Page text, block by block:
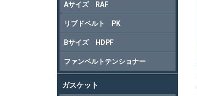
Aサイズ RAF
リブドベルト PK
Bサイズ HDPF
ファンベルトテンショナー
ガスケット